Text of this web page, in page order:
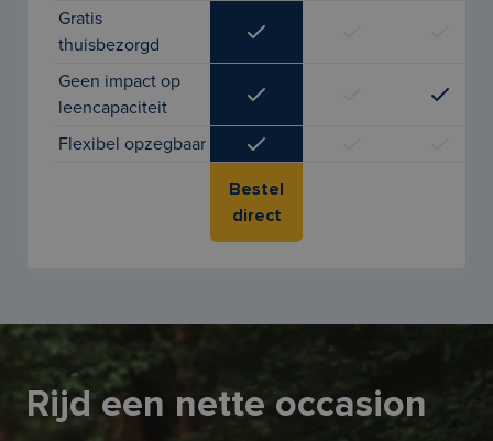
Gratis
thuisbezorgd
Geen impact op
leencapaciteit
Flexibel opzegbaar
Bestel
direct
Rijd een nette occasion